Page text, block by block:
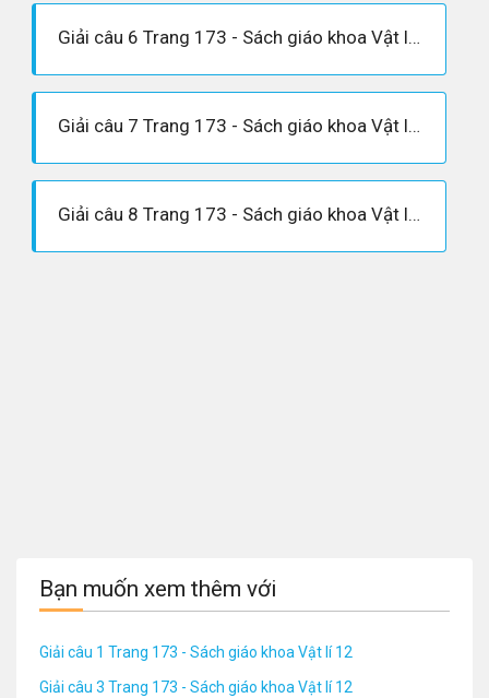
Giải câu 6 Trang 173 - Sách giáo khoa Vật lí 12
Giải câu 7 Trang 173 - Sách giáo khoa Vật lí 12
Giải câu 8 Trang 173 - Sách giáo khoa Vật lí 12
Bạn muốn xem thêm với
Giải câu 1 Trang 173 - Sách giáo khoa Vật lí 12
Giải câu 3 Trang 173 - Sách giáo khoa Vật lí 12